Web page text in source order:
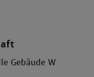
Gebäude W